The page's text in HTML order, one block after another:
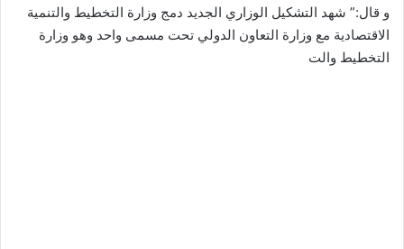
و قال:” شهد التشكيل الوزاري الجديد دمج وزارة التخطيط والتنمية
الاقتصادية مع وزارة التعاون الدولي تحت مسمى واحد وهو وزارة
التخطيط والت